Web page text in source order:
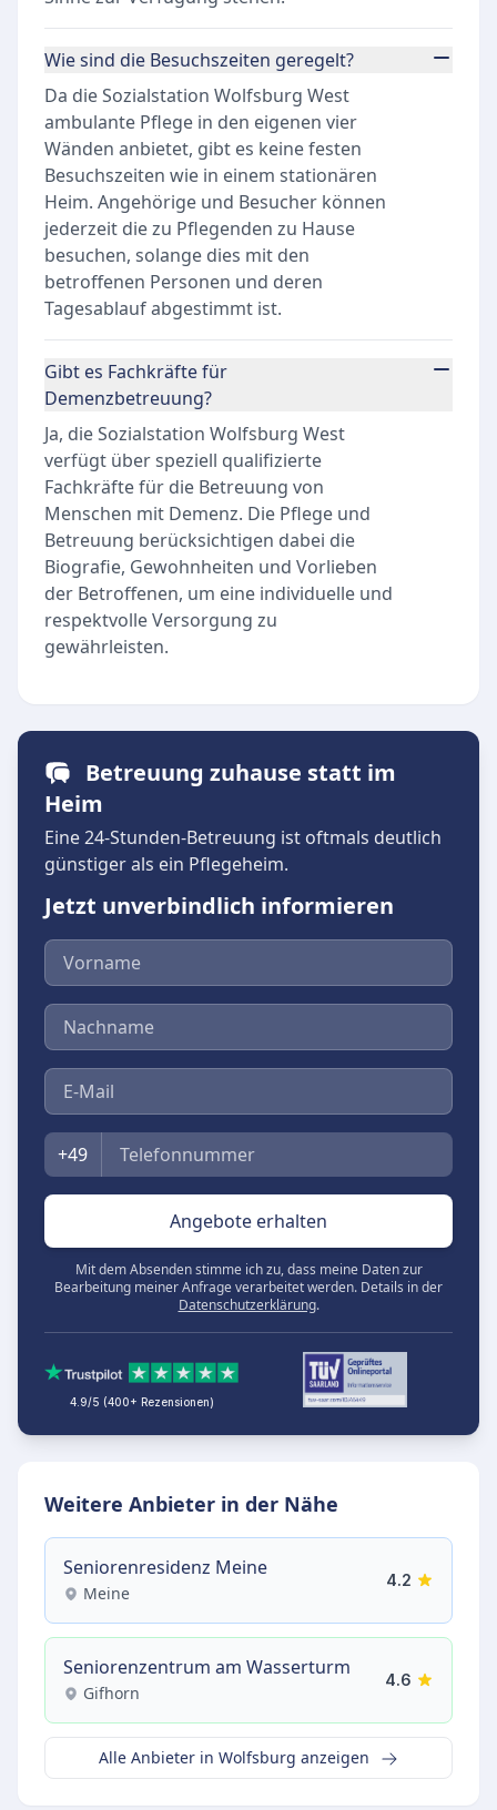
Wie sind die Besuchszeiten geregelt?
Da die Sozialstation Wolfsburg West
ambulante Pflege in den eigenen vier
Wänden anbietet, gibt es keine festen
Besuchszeiten wie in einem stationären
Heim. Angehörige und Besucher können
jederzeit die zu Pflegenden zu Hause
besuchen, solange dies mit den
betroffenen Personen und deren
Tagesablauf abgestimmt ist.
Gibt es Fachkräfte für
Demenzbetreuung?
Ja, die Sozialstation Wolfsburg West
verfügt über speziell qualifizierte
Fachkräfte für die Betreuung von
Menschen mit Demenz. Die Pflege und
Betreuung berücksichtigen dabei die
Biografie, Gewohnheiten und Vorlieben
der Betroffenen, um eine individuelle und
respektvolle Versorgung zu
gewährleisten.
Betreuung zuhause statt im
Heim
Eine 24-Stunden-Betreuung ist oftmals deutlich
günstiger als ein Pflegeheim.
Jetzt unverbindlich informieren
Vorname
Nachname
E-Mail
Telefon
+49
Angebote erhalten
Mit dem Absenden stimme ich zu, dass meine Daten zur
Bearbeitung meiner Anfrage verarbeitet werden. Details in der
Datenschutzerklärung.
4.9/5 (400+ Rezensionen)
Weitere Anbieter in der Nähe
Seniorenresidenz Meine
Meine
4.2
Seniorenzentrum am Wasserturm
Gifhorn
4.6
Alle Anbieter in Wolfsburg anzeigen